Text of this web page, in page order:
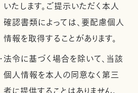
いたします。ご提示いただく本人
確認書類によっては、要配慮個人
情報を取得することがあります。
・法令に基づく場合を除いて、当該
個人情報を本人の同意なく第三